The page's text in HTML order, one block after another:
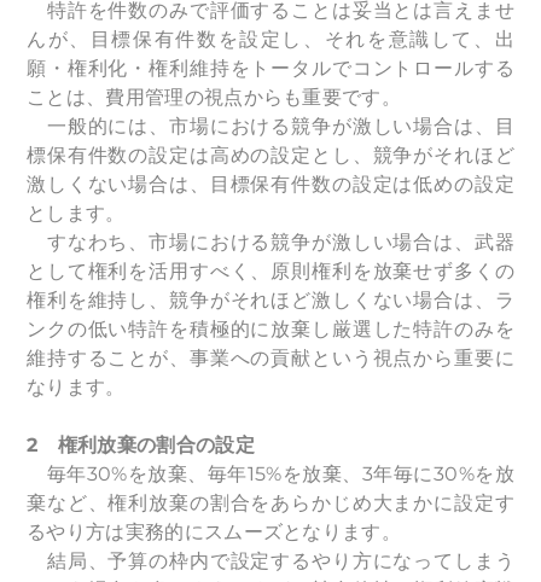
特許を件数のみで評価することは妥当とは言えませ
んが、目標保有件数を設定し、それを意識して、出
願・権利化・権利維持をトータルでコントロールする
ことは、費用管理の視点からも重要です。
一般的には、市場における競争が激しい場合は、目
標保有件数の設定は高めの設定とし、競争がそれほど
激しくない場合は、目標保有件数の設定は低めの設定
とします。
すなわち、市場における競争が激しい場合は、武器
として権利を活用すべく、原則権利を放棄せず多くの
権利を維持し、競争がそれほど激しくない場合は、ラ
ンクの低い特許を積極的に放棄し厳選した特許のみを
維持することが、事業への貢献という視点から重要に
なります。
2 権利放棄の割合の設定
毎年30%を放棄、毎年15%を放棄、3年毎に30%を放
棄など、権利放棄の割合をあらかじめ大まかに設定す
るやり方は実務的にスムーズとなります。
結局、予算の枠内で設定するやり方になってしまう